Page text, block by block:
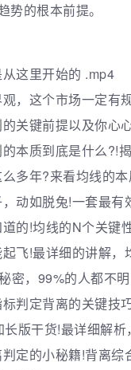
势的根本前提。
这里开始的 .mp4
，这个市场一定有
关键前提以及你心
本质到底是什么?!
多年?来看均线的
动如脱兔!一套最
的!均线的N个关键
飞!最详细的讲解
密，99%的人都不
判定背离的关键技
长版干货!最详细解
定的小秘籍!背离综